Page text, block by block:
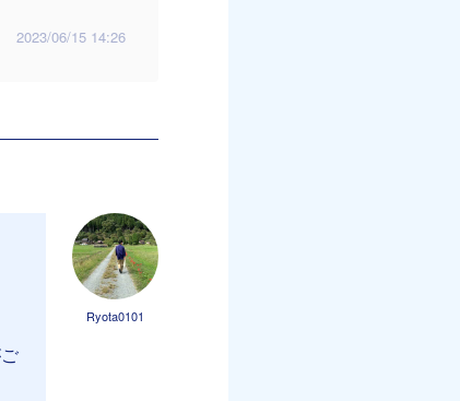
2023/06/15 14:26
Ryota0101